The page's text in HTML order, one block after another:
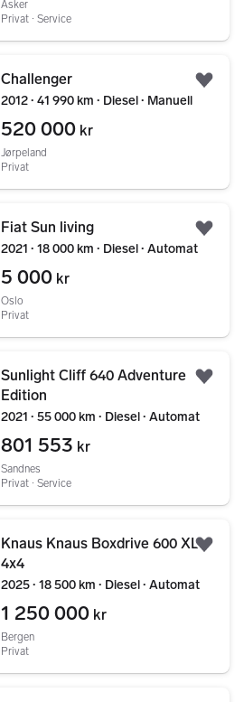
Asker
Privat ∙ Service
Challenger
2012 ∙ 41 990 km ∙ Diesel ∙ Manuell
520 000 kr
Jørpeland
Privat
Fiat Sun living
2021 ∙ 18 000 km ∙ Diesel ∙ Automat
5 000 kr
Oslo
Privat
Sunlight Cliff 640 Adventure
Edition
2021 ∙ 55 000 km ∙ Diesel ∙ Automat
801 553 kr
Sandnes
Privat ∙ Service
Knaus Knaus Boxdrive 600 XL
4x4
2025 ∙ 18 500 km ∙ Diesel ∙ Automat
1 250 000 kr
Bergen
Privat